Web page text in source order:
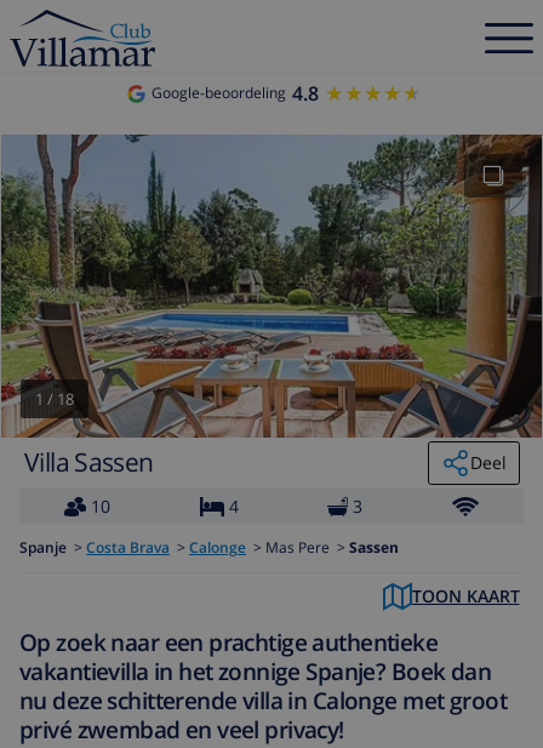
Google-beoordeling 4.8 ★★★★★
★★★★★
1 / 18
Villa Sassen
Deel
10
4 3
Spanje > Costa Brava > Calonge > Mas Pere > Sassen
TOON KAART
Op zoek naar een prachtige authentieke
vakantievilla in het zonnige Spanje? Boek dan
nu deze schitterende villa in Calonge met groot
privé zwembad en veel privacy!